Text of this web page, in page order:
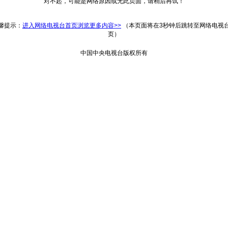
提示： 进入网络电视台首页浏览更多内容>> （本页面将在3秒钟后跳转至网络电视
页）
中国中央电视台版权所有